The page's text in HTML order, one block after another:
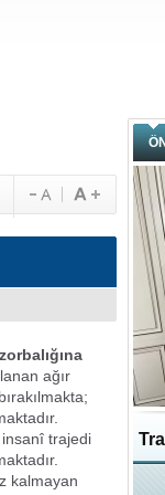
ağır
insanî trajedi
kalmayan